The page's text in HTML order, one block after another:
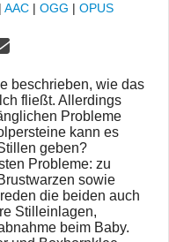
| AAC | OGG | OPUS
beschrieben, wie das
fließt. Allerdings
Probleme
kann es
geben?
Probleme: zu
sowie
die beiden auch
Stilleinlagen,
beim Baby.